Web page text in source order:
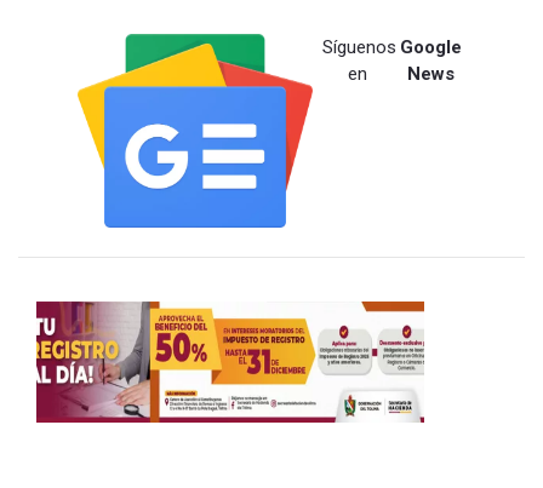
Síguenos
en
Google
News